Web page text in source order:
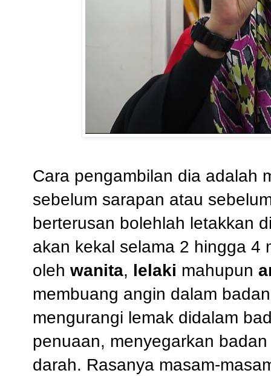
Cara pengambilan dia adalah
sebelum sarapan atau
berterusan bolehlah letakkan
akan kekal selama 2 hingga 4
oleh wanita, lelaki mahupun
membuang angin dalam
mengurangi lemak didalam
penuaan, menyegarkan
darah. Rasanya masam-